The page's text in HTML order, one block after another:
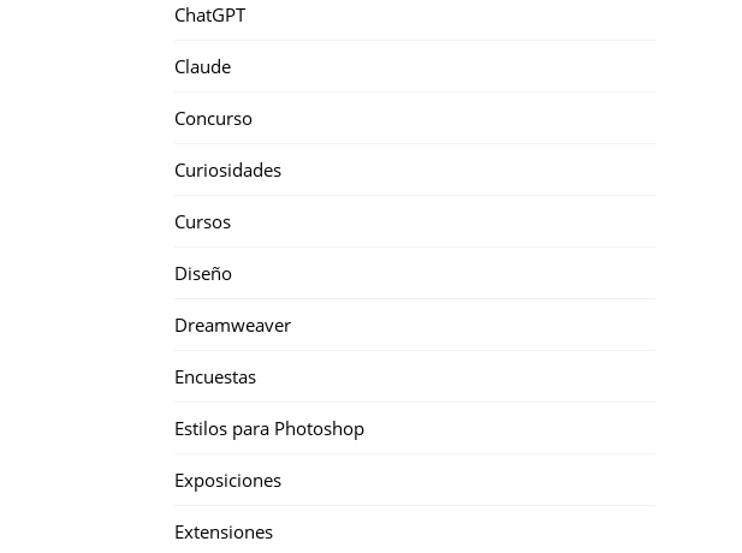
ChatGPT
Claude
Concurso
Curiosidades
Cursos
Diseño
Dreamweaver
Encuestas
Estilos para Photoshop
Exposiciones
Extensiones